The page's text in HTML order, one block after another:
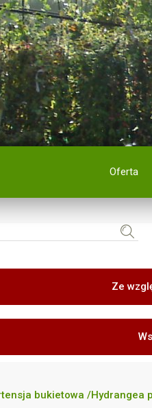
Oferta
Ze
bukietowa /Hydrangea